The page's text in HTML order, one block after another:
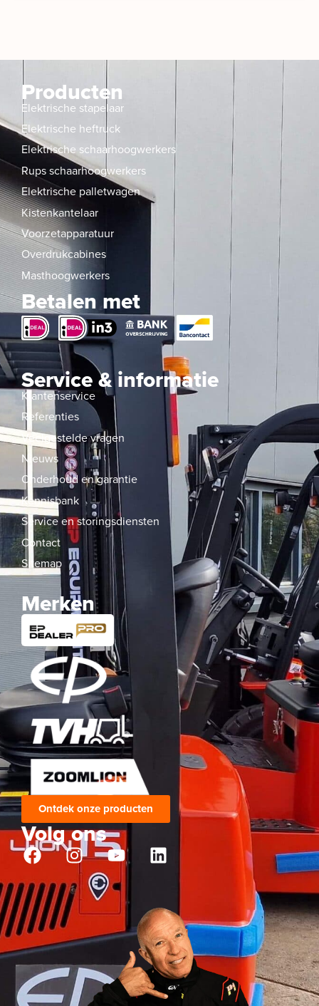
Producten
Elektrische stapelaar
Elektrische heftruck
Elektrische schaarhoogwerkers
Rups schaarhoogwerkers
Elektrische palletwagen
Kistenkantelaar
Voorzetapparatuur
Overdrukcabines
Masthoogwerkers
Betalen met
Service & informatie
Klantenservice
Referenties
Veelgestelde vragen
Nieuws
Onderhoud en garantie
Kennisbank
Service en storingsdiensten
Contact
Sitemap
Merken
Ontdek onze producten
Volg ons